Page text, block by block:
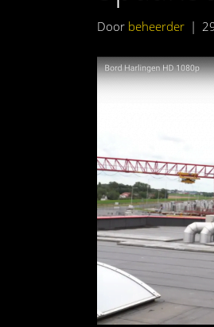
Door beheerder |